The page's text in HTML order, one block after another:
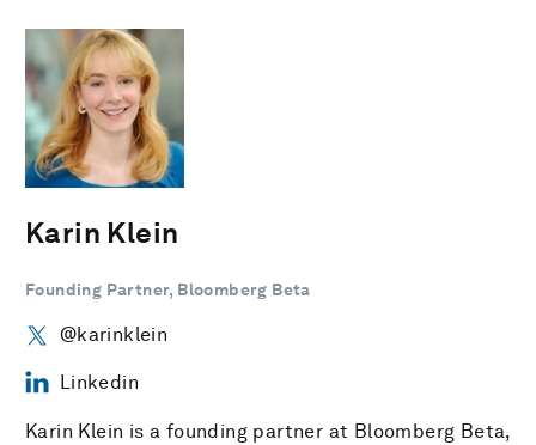
Karin Klein
Founding Partner, Bloomberg Beta
@karinklein
Linkedin
Karin Klein is a founding partner at Bloomberg Beta,